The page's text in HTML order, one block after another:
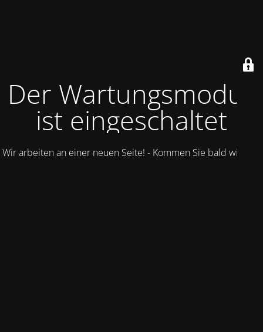
Der Wartungsmodus
ist eingeschaltet
Wir arbeiten an einer neuen Seite! - Kommen Sie bald wieder.